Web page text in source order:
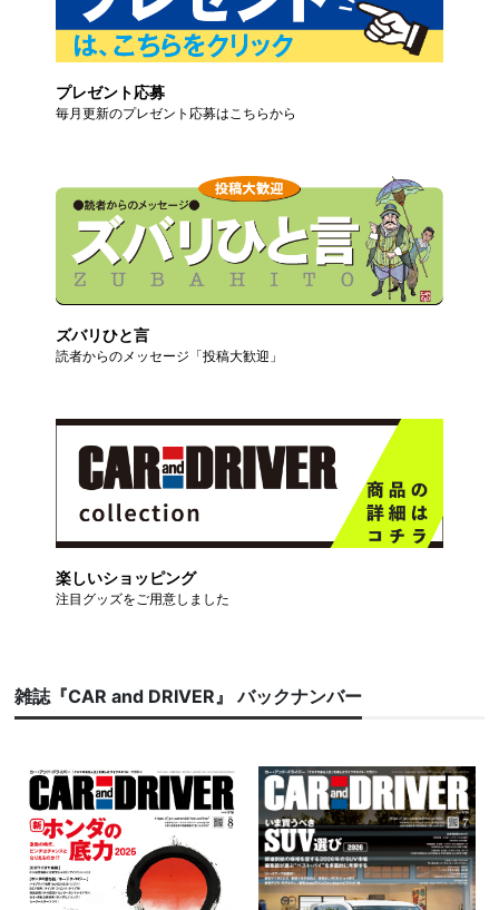
プレゼント応募
毎月更新のプレゼント応募はこちらから
ズバリひと言
読者からのメッセージ「投稿大歓迎」
楽しいショッピング
注目グッズをご用意しました
雑誌『CAR and DRIVER』 バックナンバー